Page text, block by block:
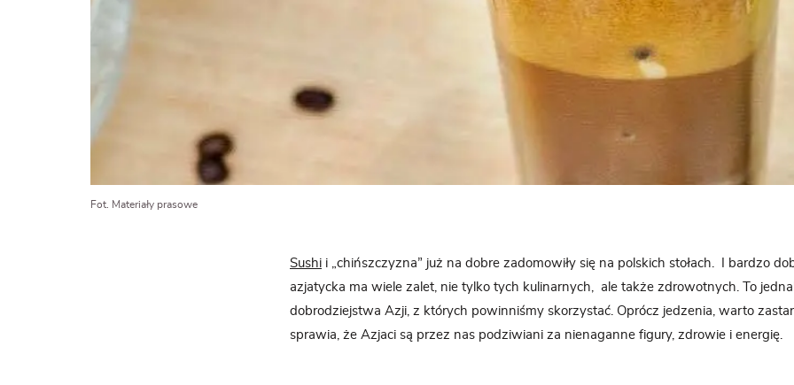
Fot. Materiały prasowe
Sushi i „chińszczyzna” już na dobre zadomowiły się na polskich stołach. I bardzo
azjatycka ma wiele zalet, nie tylko tych kulinarnych, ale także zdrowotnych. To
dobrodziejstwa Azji, z których powinniśmy skorzystać. Oprócz jedzenia, warto
sprawia, że Azjaci są przez nas podziwiani za nienaganne figury, zdrowie i energię.